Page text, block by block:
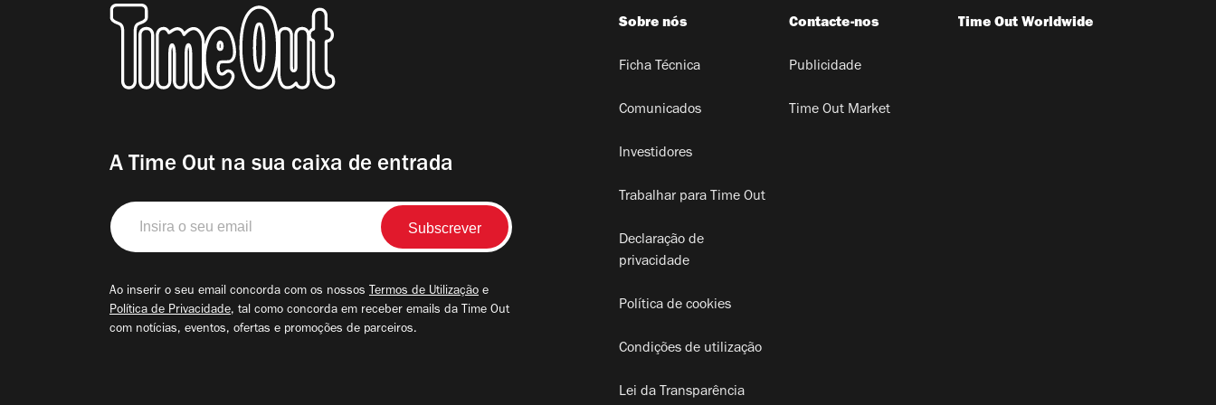
A Time Out na sua caixa de entrada
Insira
o
seu
Ao inserir o seu email concorda com os nossos Termos de Utilização e
Política de Privacidade, tal como concorda em receber emails da Time Out
com notícias, eventos, ofertas e promoções de parceiros.
Sobre nós
Ficha Técnica
Comunicados
Investidores
Trabalhar para Time Out
Declaração de
privacidade
Política de cookies
Condições de utilização
Lei da Transparência
Contacte-nos
Publicidade
Time Out Market
Time Out Worldwide